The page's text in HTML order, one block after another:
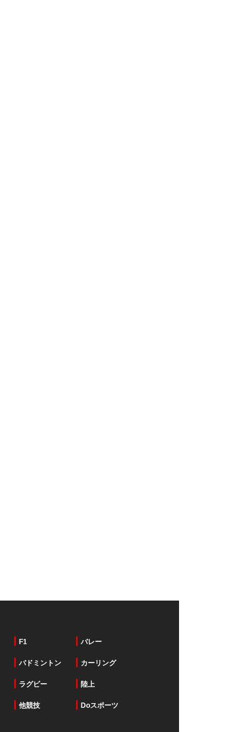
F1 バレー
バドミントン カーリング
ラグビー 陸上
他競技 Doスポーツ